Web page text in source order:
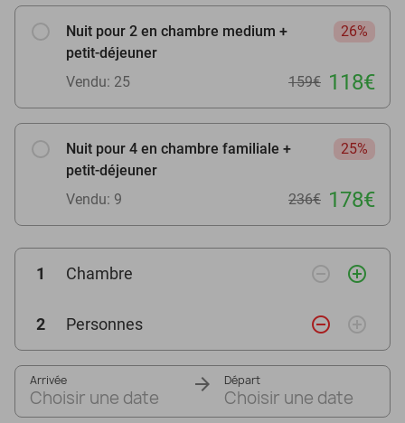
Nuit pour 2 en chambre medium +
petit-déjeuner
26%
Vendu: 25 159€ 118€
Nuit pour 4 en chambre familiale +
petit-déjeuner
25%
Vendu: 9 236€ 178€
1 Chambre remove_circle_outline add_circle_outline
2 Personnes remove_circle_outline add_circle_outline
Arrivée
Choisir une date
Départ
Choisir une date